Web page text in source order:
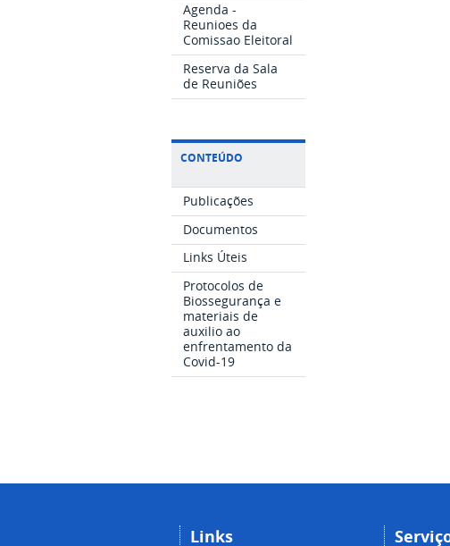
Agenda -
Reunioes da
Comissao Eleitoral
Reserva da Sala
de Reuniões
CONTEÚDO
Publicações
Documentos
Links Úteis
Protocolos de
Biossegurança e
materiais de
auxilio ao
enfrentamento da
Covid-19
Links